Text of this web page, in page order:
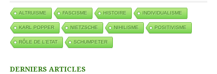
ALTRUISME FASCISME HISTOIRE INDIVIDUALISME
KARL POPPER NIETZSCHE NIHILISME POSITIVISME
RÔLE DE L'ETAT SCHUMPETER
DERNIERS ARTICLES